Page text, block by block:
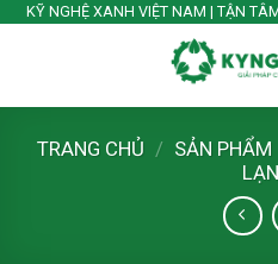
SkipKỸ NGHỆ XANH VIỆT NAM | TẬN
TRANG CHỦ / SẢN PHẨM